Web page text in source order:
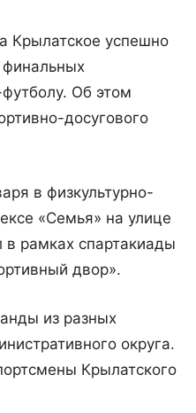
Крылатское успешно
Об этом
досугового
в физкультурно-
«Семья» на улице
рамках спартакиады
двор».
из разных
округа.
Крылатского